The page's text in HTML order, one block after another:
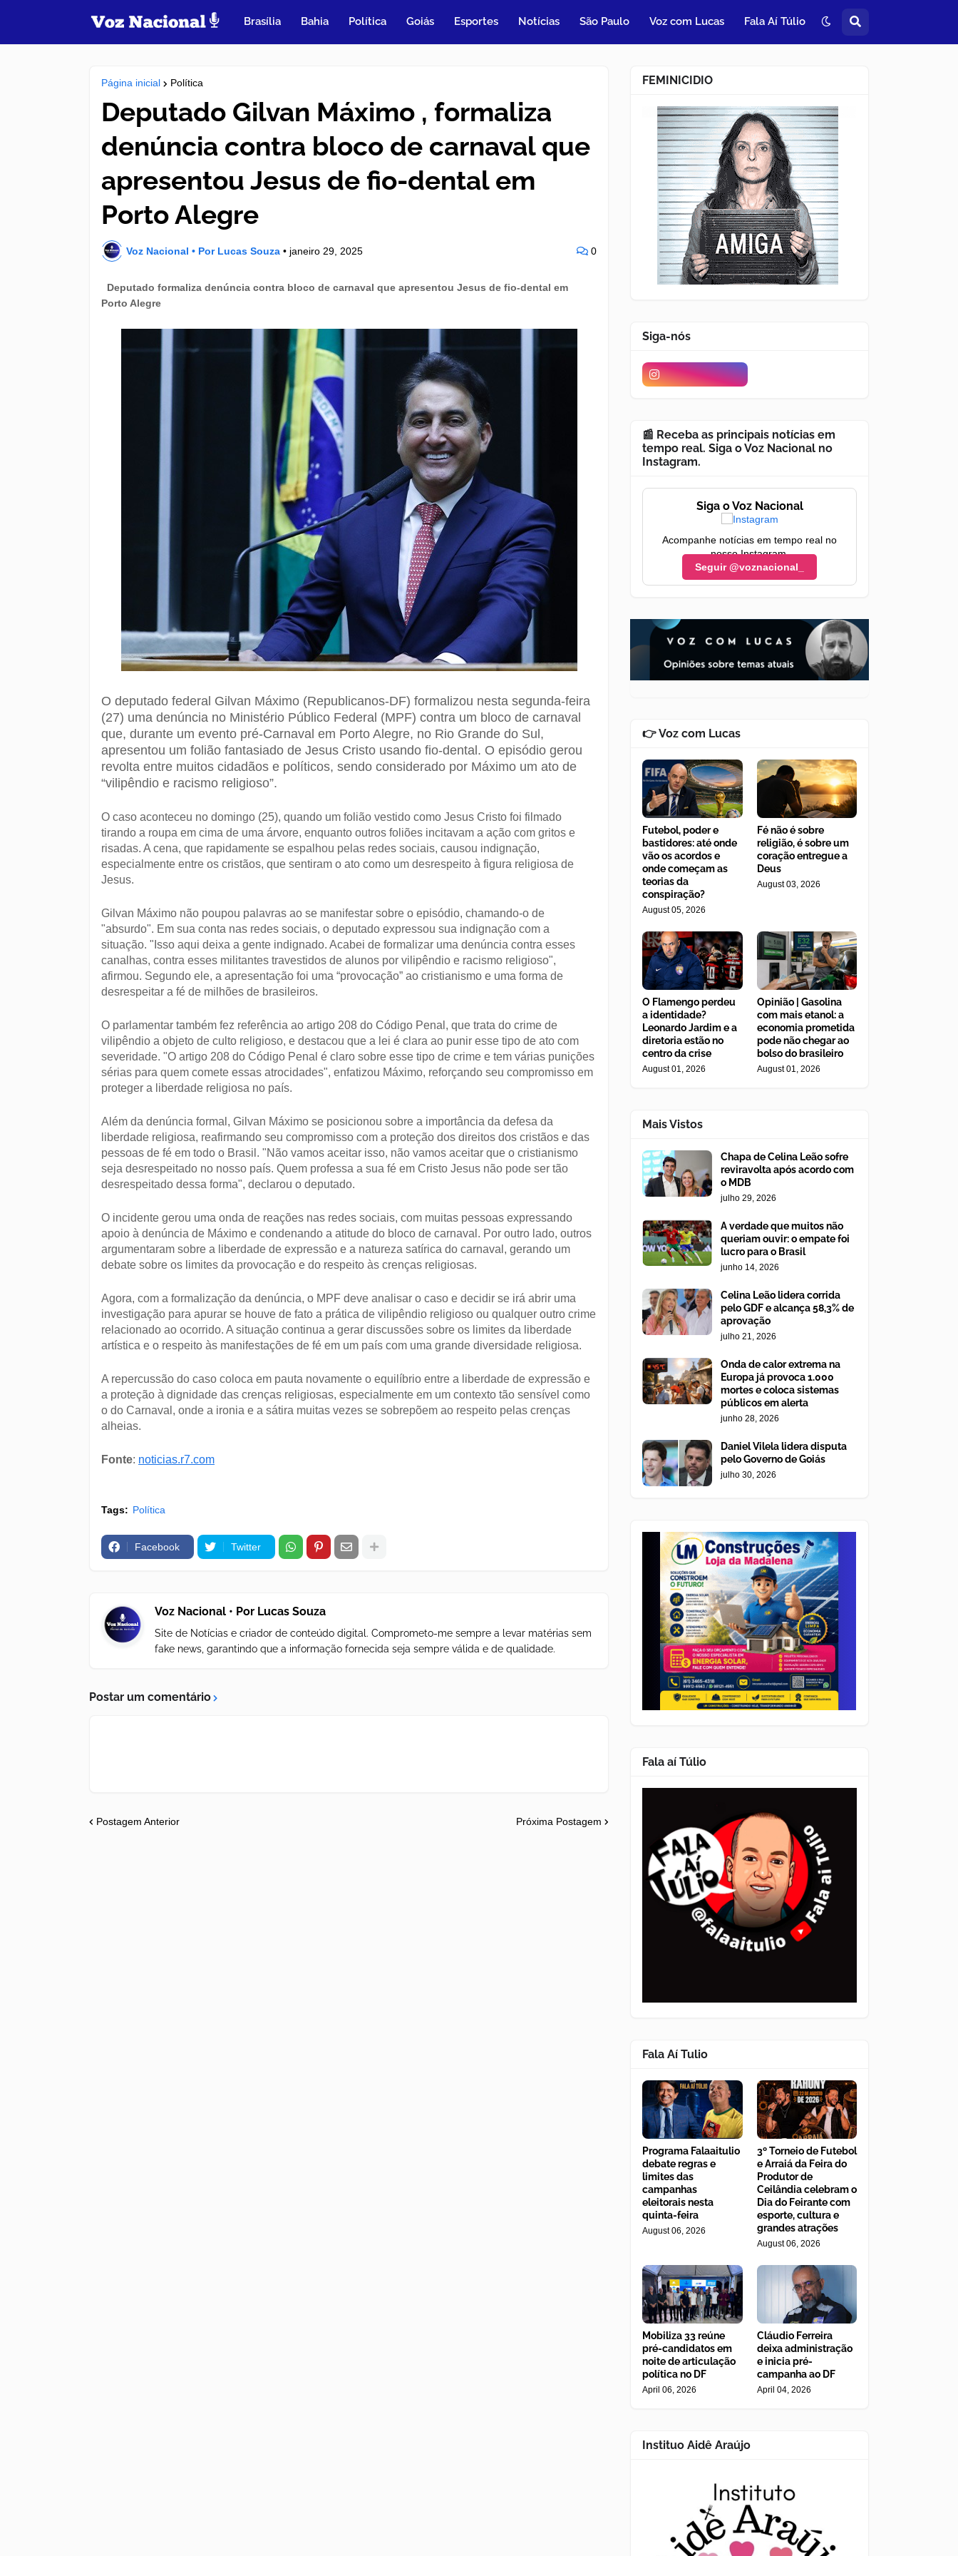
Brasília Bahia Política Goiás Esportes Notícias São Paulo Voz com Lucas Fala Aí Túlio
Página inicial Política
Deputado Gilvan Máximo , formaliza
denúncia contra bloco de carnaval que
apresentou Jesus de fio-dental em
Porto Alegre
Voz Nacional • Por Lucas Souza • janeiro 29, 2025 0
Deputado formaliza denúncia contra bloco de carnaval que apresentou Jesus de fio-dental em
Porto Alegre
O deputado federal Gilvan Máximo (Republicanos-DF) formalizou nesta segunda-feira
(27) uma denúncia no Ministério Público Federal (MPF) contra um bloco de carnaval
que, durante um evento pré-Carnaval em Porto Alegre, no Rio Grande do Sul,
apresentou um folião fantasiado de Jesus Cristo usando fio-dental. O episódio gerou
revolta entre muitos cidadãos e políticos, sendo considerado por Máximo um ato de
“vilipêndio e racismo religioso”.
O caso aconteceu no domingo (25), quando um folião vestido como Jesus Cristo foi filmado
tirando a roupa em cima de uma árvore, enquanto outros foliões incitavam a ação com gritos e
risadas. A cena, que rapidamente se espalhou pelas redes sociais, causou indignação,
especialmente entre os cristãos, que sentiram o ato como um desrespeito à figura religiosa de
Jesus.
Gilvan Máximo não poupou palavras ao se manifestar sobre o episódio, chamando-o de
"absurdo". Em sua conta nas redes sociais, o deputado expressou sua indignação com a
situação. "Isso aqui deixa a gente indignado. Acabei de formalizar uma denúncia contra esses
canalhas, contra esses militantes travestidos de alunos por vilipêndio e racismo religioso",
afirmou. Segundo ele, a apresentação foi uma “provocação” ao cristianismo e uma forma de
desrespeitar a fé de milhões de brasileiros.
O parlamentar também fez referência ao artigo 208 do Código Penal, que trata do crime de
vilipêndio a objeto de culto religioso, e destacou que a lei é clara ao punir esse tipo de ato com
severidade. "O artigo 208 do Código Penal é claro sobre esse tipo de crime e tem várias punições
sérias para quem comete essas atrocidades", enfatizou Máximo, reforçando seu compromisso em
proteger a liberdade religiosa no país.
Além da denúncia formal, Gilvan Máximo se posicionou sobre a importância da defesa da
liberdade religiosa, reafirmando seu compromisso com a proteção dos direitos dos cristãos e das
pessoas de fé em todo o Brasil. "Não vamos aceitar isso, não vamos aceitar que o cristianismo
seja desrespeitado no nosso país. Quem professa a sua fé em Cristo Jesus não pode ser tão
desrespeitado dessa forma", declarou o deputado.
O incidente gerou uma onda de reações nas redes sociais, com muitas pessoas expressando
apoio à denúncia de Máximo e condenando a atitude do bloco de carnaval. Por outro lado, outros
argumentaram sobre a liberdade de expressão e a natureza satírica do carnaval, gerando um
debate sobre os limites da provocação e do respeito às crenças religiosas.
Agora, com a formalização da denúncia, o MPF deve analisar o caso e decidir se irá abrir uma
investigação para apurar se houve de fato a prática de vilipêndio religioso ou qualquer outro crime
relacionado ao ocorrido. A situação continua a gerar discussões sobre os limites da liberdade
artística e o respeito às manifestações de fé em um país com uma grande diversidade religiosa.
A repercussão do caso coloca em pauta novamente o equilíbrio entre a liberdade de expressão e
a proteção à dignidade das crenças religiosas, especialmente em um contexto tão sensível como
o do Carnaval, onde a ironia e a sátira muitas vezes se sobrepõem ao respeito pelas crenças
alheias.
Fonte: noticias.r7.com
Tags: Política
Facebook Twitter
Voz Nacional • Por Lucas Souza
Site de Notícias e criador de conteúdo digital. Comprometo-me sempre a levar matérias sem
fake news, garantindo que a informação fornecida seja sempre válida e de qualidade.
Postar um comentário
Postagem Anterior Próxima Postagem
FEMINICIDIO
Siga-nós
📰 Receba as principais notícias em
tempo real. Siga o Voz Nacional no
Instagram.
Siga o Voz Nacional
Acompanhe notícias em tempo real no
nosso Instagram.
Seguir @voznacional_
👉 Voz com Lucas
Futebol, poder e
bastidores: até onde
vão os acordos e
onde começam as
teorias da
conspiração?
August 05, 2026
Fé não é sobre
religião, é sobre um
coração entregue a
Deus
August 03, 2026
O Flamengo perdeu
a identidade?
Leonardo Jardim e a
diretoria estão no
centro da crise
August 01, 2026
Opinião | Gasolina
com mais etanol: a
economia prometida
pode não chegar ao
bolso do brasileiro
August 01, 2026
Mais Vistos
Chapa de Celina Leão sofre
reviravolta após acordo com
o MDB
julho 29, 2026
A verdade que muitos não
queriam ouvir: o empate foi
lucro para o Brasil
junho 14, 2026
Celina Leão lidera corrida
pelo GDF e alcança 58,3% de
aprovação
julho 21, 2026
Onda de calor extrema na
Europa já provoca 1.000
mortes e coloca sistemas
públicos em alerta
junho 28, 2026
Daniel Vilela lidera disputa
pelo Governo de Goiás
julho 30, 2026
Fala aí Túlio
Fala Aí Tulio
Programa Falaaitulio
debate regras e
limites das
campanhas
eleitorais nesta
quinta-feira
August 06, 2026
3º Torneio de Futebol
e Arraiá da Feira do
Produtor de
Ceilândia celebram o
Dia do Feirante com
esporte, cultura e
grandes atrações
August 06, 2026
Mobiliza 33 reúne
pré-candidatos em
noite de articulação
política no DF
April 06, 2026
Cláudio Ferreira
deixa administração
e inicia pré-
campanha ao DF
April 04, 2026
Instituo Aidê Araújo